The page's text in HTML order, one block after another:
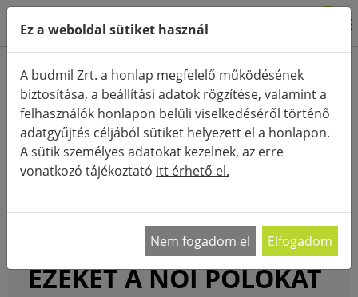
EZEKET A NŐI PÓLÓKAT ÉRDEMES BESZEREZNI A NYÁRRA
EZEKET A NŐI PÓLÓKAT
Ez a weboldal sütiket használ
A budmil Zrt. a honlap megfelelő működésének
biztosítása, a beállítási adatok rögzítése, valamint a
felhasználók honlapon belüli viselkedéséről történő
adatgyűjtés céljából sütiket helyezett el a honlapon.
A sütik személyes adatokat kezelnek, az erre
vonatkozó tájékoztató itt érhető el.
Nem fogadom el Elfogadom